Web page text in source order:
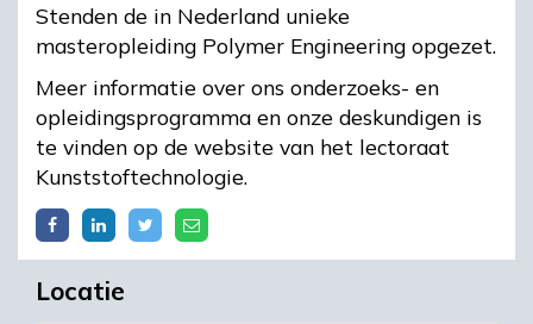
Stenden de in Nederland unieke
masteropleiding Polymer Engineering opgezet.
Meer informatie over ons onderzoeks- en
opleidingsprogramma en onze deskundigen is
te vinden op de website van het lectoraat
Kunststoftechnologie.
Locatie